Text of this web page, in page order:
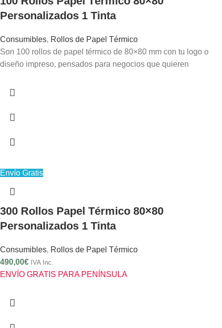
Personalizados 1 Tinta
Consumibles, Rollos de Papel Térmico
Son 100 rollos de papel térmico de 80×80 mm con tu logo o
diseño impreso, pensados para negocios que quieren
Envío Gratis
300 Rollos Papel Térmico 80×80
Personalizados 1 Tinta
Consumibles, Rollos de Papel Térmico
490,00€ IVA Inc.
ENVÍO GRATIS PARA PENÍNSULA